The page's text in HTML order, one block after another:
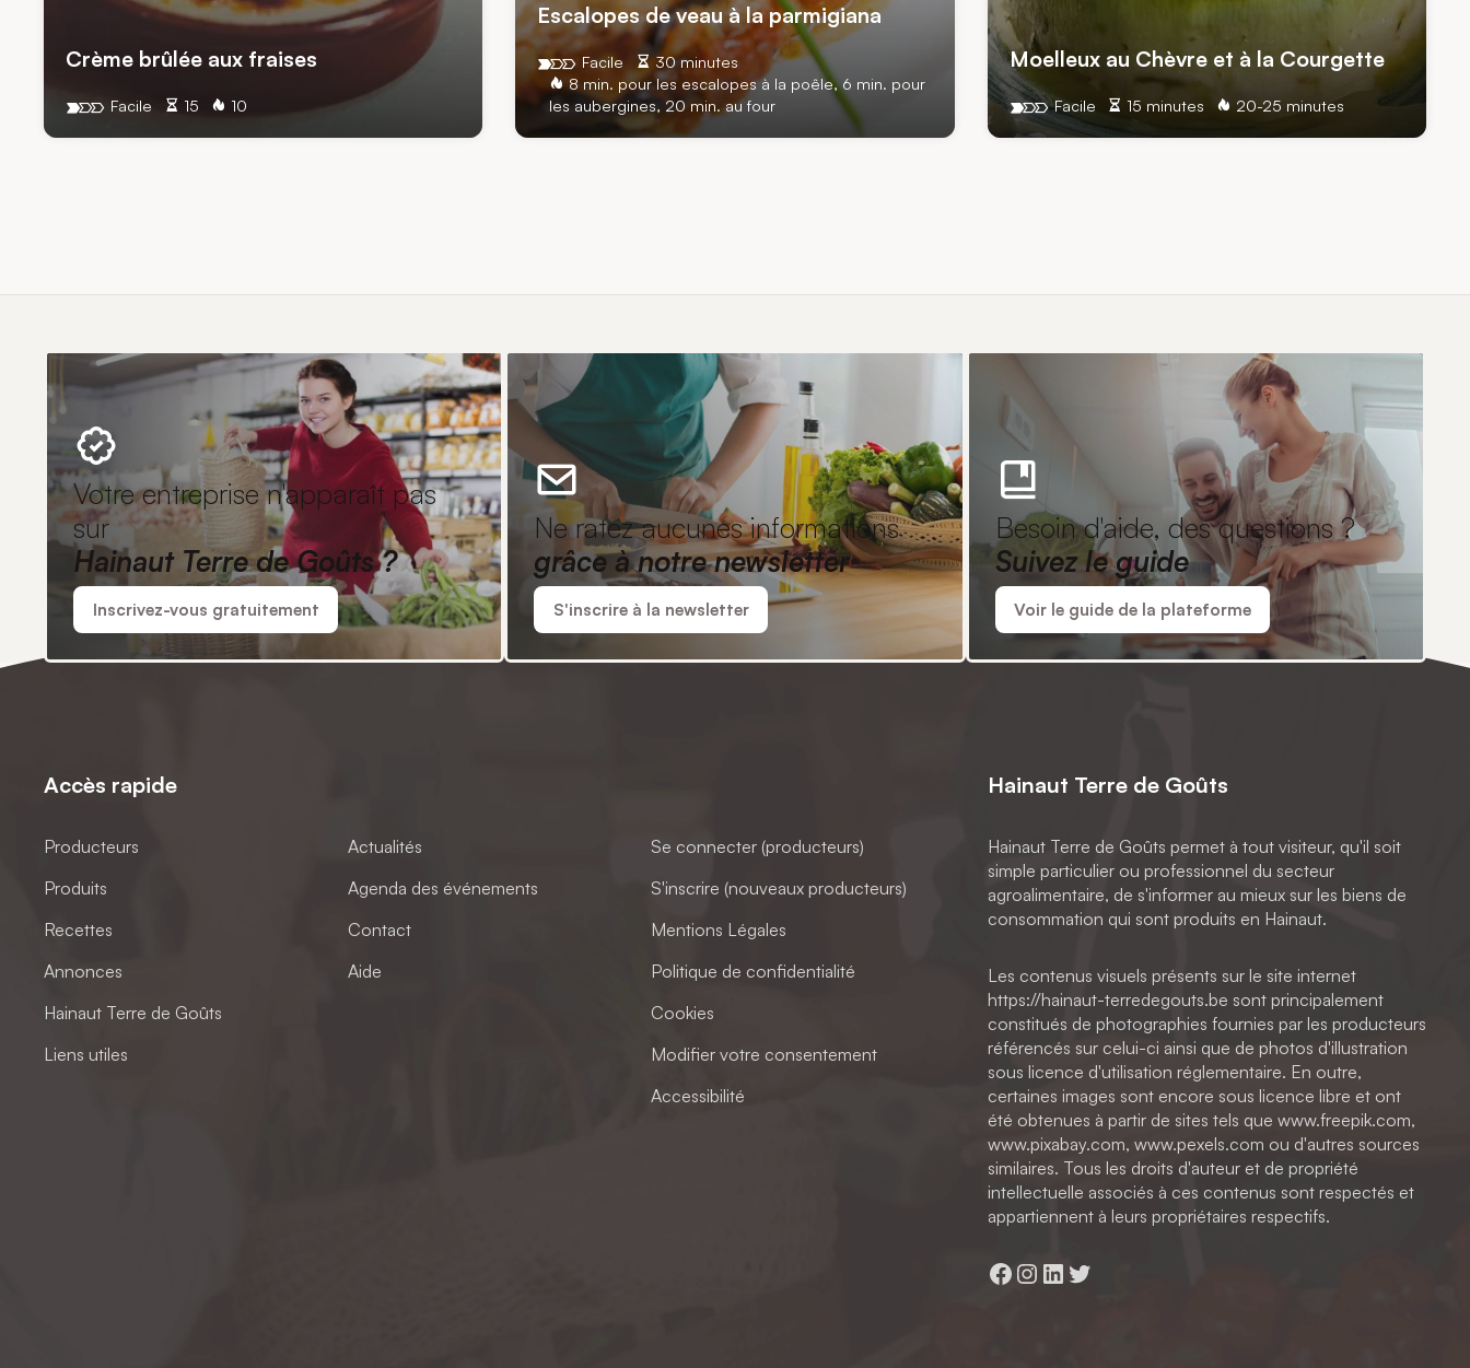
Crème brûlée aux fraises
15 10
Facile
Escalopes de veau à la parmigiana
30 minutes
8 min. pour les escalopes à la poêle, 6 min. pour
les aubergines, 20 min. au four
Facile Moelleux au Chèvre et à la Courgette
15 minutes 20-25 minutes
Facile
Votre entreprise n'apparaît pas
sur
Hainaut Terre de Goûts ?
Inscrivez-vous gratuitement
Ne ratez aucunes informations
grâce à notre newsletter
S'inscrire à la newsletter
Besoin d'aide, des questions ?
Suivez le guide
Voir le guide de la plateforme
Accès rapide
Producteurs
Produits
Recettes
Annonces
Hainaut Terre de Goûts
Liens utiles
Actualités
Agenda des événements
Contact
Aide
Se connecter (producteurs)
S'inscrire (nouveaux producteurs)
Mentions Légales
Politique de confidentialité
Cookies
Modifier votre consentement
Accessibilité
Hainaut Terre de Goûts
Hainaut Terre de Goûts permet à tout visiteur, qu'il soit
simple particulier ou professionnel du secteur
agroalimentaire, de s'informer au mieux sur les biens de
consommation qui sont produits en Hainaut.
Les contenus visuels présents sur le site internet
https://hainaut-terredegouts.be sont principalement
constitués de photographies fournies par les producteurs
référencés sur celui-ci ainsi que de photos d'illustration
sous licence d'utilisation réglementaire. En outre,
certaines images sont encore sous licence libre et ont
été obtenues à partir de sites tels que www.freepik.com,
www.pixabay.com, www.pexels.com ou d'autres sources
similaires. Tous les droits d'auteur et de propriété
intellectuelle associés à ces contenus sont respectés et
appartiennent à leurs propriétaires respectifs.
Facebook
Instagram
LinkedIn
Twitter